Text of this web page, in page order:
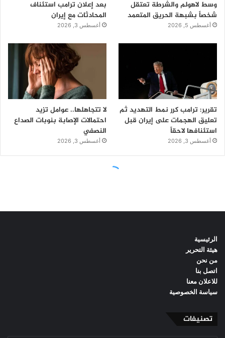
الرئيسية
هيئة التحرير
من نحن
اتصل بنا
للاعلان معنا
سياسة الخصوصية
تصنيفات